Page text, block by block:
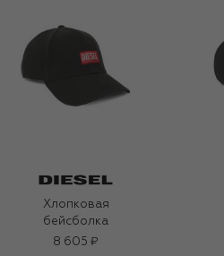
Хлопковая
бейсболка
8 605 ₽